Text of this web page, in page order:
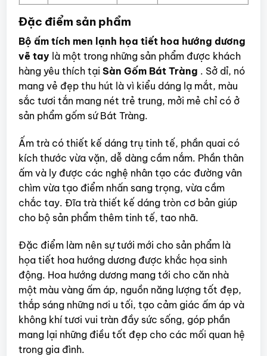
Đặc điểm sản phẩm
Bộ ấm tích men lạnh họa tiết hoa hướng dương
vẽ tay là một trong những sản phẩm được khách
hàng yêu thích tại Sàn Gốm Bát Tràng . Sở dỉ, nó
mang vẻ đẹp thu hút là vì kiểu dáng lạ mắt, màu
sắc tươi tắn mang nét trẻ trung, mởi mẻ chỉ có ở
sản phẩm gốm sứ Bát Tràng.
Ấm trà có thiết kế dáng trụ tinh tế, phần quai có
kích thước vừa vặn, dễ dàng cầm nắm. Phần thân
ấm và ly được các nghệ nhân tạo các đường vân
chìm vừa tạo điểm nhấn sang trọng, vừa cầm
chắc tay. Đĩa trà thiết kế dáng tròn cơ bản giúp
cho bộ sản phẩm thêm tinh tế, tao nhã.
Đặc điểm làm nên sự tưới mới cho sản phẩm là
họa tiết hoa hướng dương được khắc họa sinh
động. Hoa hướng dương mang tới cho căn nhà
một màu vàng ấm áp, nguồn năng lượng tốt đẹp,
thắp sáng những nơi u tối, tạo cảm giác ấm áp và
không khí tươi vui tràn đầy sức sống, góp phần
mang lại những điều tốt đẹp cho các mối quan hệ
trong gia đình.